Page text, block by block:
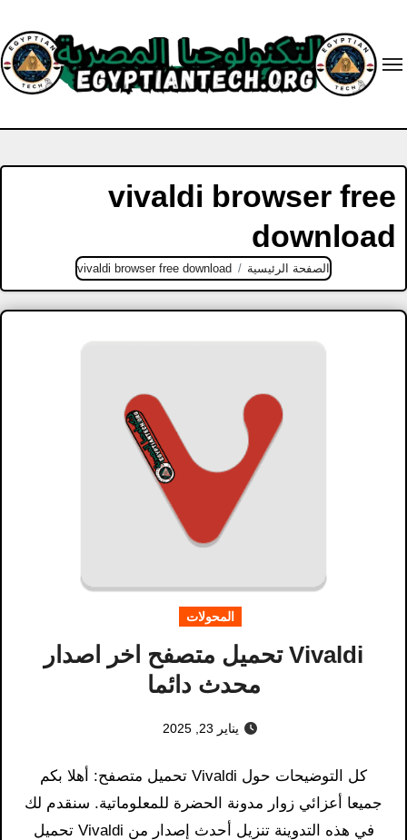
content
vivaldi browser free
download
الصفحة الرئيسية vivaldi browser free download
المحولات
Vivaldi تحميل متصفح اخر اصدار
محدث دائما
يناير 23, 2025
كل التوضيحات حول Vivaldi تحميل متصفح​: أهلا بكم
جميعا أعزائي زوار مدونة الحضرة للمعلوماتية. سنقدم لك
في هذه التدوينة تنزيل أحدث إصدار من Vivaldi تحميل